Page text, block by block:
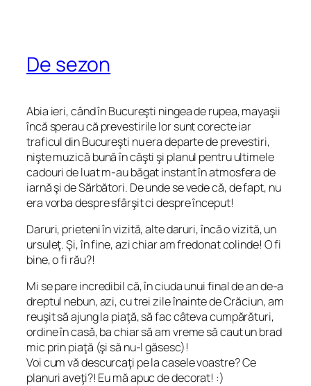
De sezon
Abia ieri, când în Bucureşti ningea de rupea, mayaşii
încă sperau că prevestirile lor sunt corecte iar
traficul din Bucureşti nu era departe de prevestiri,
nişte muzică bună în căşti şi planul pentru ultimele
cadouri de luat m-au băgat instant în atmosfera de
iarnă şi de Sărbători. De unde se vede că, de fapt, nu
era vorba despre sfârşit ci despre început!
Daruri, prieteni în vizită, alte daruri, încă o vizită, un
ursuleţ. Şi, în fine, azi chiar am fredonat colinde! O fi
bine, o fi rău?!
Mi se pare incredibil că, în ciuda unui final de an de-a
dreptul nebun, azi, cu trei zile înainte de Crăciun, am
reuşit să ajung la piaţă, să fac câteva cumpărături,
ordine în casă, ba chiar să am vreme să caut un brad
mic prin piaţă (şi să nu-l găsesc)!
Voi cum vă descurcaţi pe la casele voastre? Ce
planuri aveţi?! Eu mă apuc de decorat! :)